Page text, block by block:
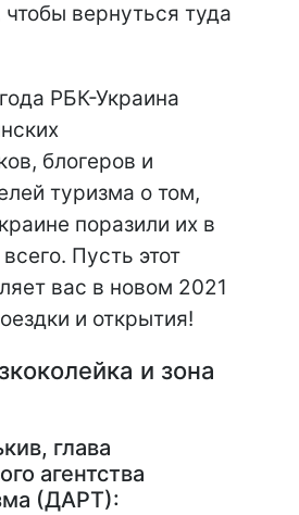
чтобы вернуться туда
РБК-Украина
блогеров и
туризма о том,
поразили их в
Пусть этот
вас в новом 2021
и открытия!
йка и зона
глава
агентства
(ДАРТ):